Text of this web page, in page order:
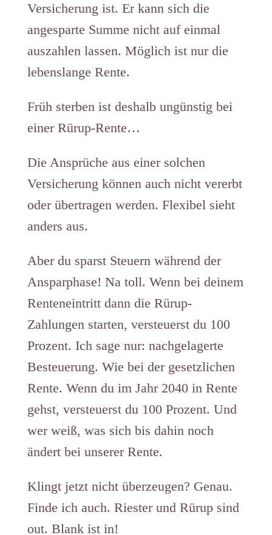
Versicherung ist. Er kann sich die
angesparte Summe nicht auf einmal
auszahlen lassen. Möglich ist nur die
lebenslange Rente.
Früh sterben ist deshalb ungünstig bei
einer Rürup-Rente…
Die Ansprüche aus einer solchen
Versicherung können auch nicht vererbt
oder übertragen werden. Flexibel sieht
anders aus.
Aber du sparst Steuern während der
Ansparphase! Na toll. Wenn bei deinem
Renteneintritt dann die Rürup-
Zahlungen starten, versteuerst du 100
Prozent. Ich sage nur: nachgelagerte
Besteuerung. Wie bei der gesetzlichen
Rente. Wenn du im Jahr 2040 in Rente
gehst, versteuerst du 100 Prozent. Und
wer weiß, was sich bis dahin noch
ändert bei unserer Rente.
Klingt jetzt nicht überzeugen? Genau.
Finde ich auch. Riester und Rürup sind
out. Blank ist in!